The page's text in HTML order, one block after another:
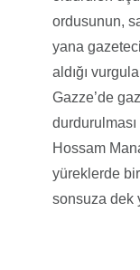
ordusunun,
yana
aldığı
Gazze’de
Hossam
yüreklerde
sonsuza dek